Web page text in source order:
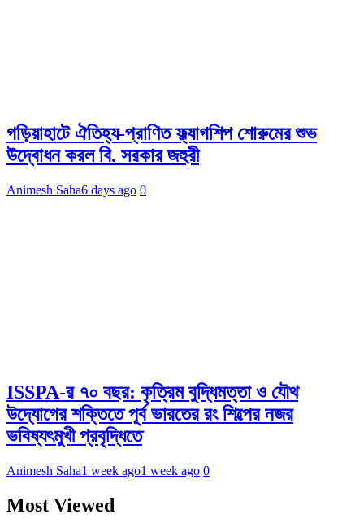
গড়িয়াহাটে ঐতিহ্য-প্রাণিত ফ্ল্যাগশিপ শোরুমের শুভ
উদ্বোধন করল বি. সরকার জহুরী
Animesh Saha6 days ago 0
ISSPA-র ৭০ বছর: কৃত্রিম বুদ্ধিমত্তা ও যৌথ
উদ্যোগের শক্তিতে পূর্ব ভারতের রং শিল্পের নজর
ভবিষ্যৎমুখী প্রবৃদ্ধিতে
Animesh Saha1 week ago1 week ago 0
Most Viewed